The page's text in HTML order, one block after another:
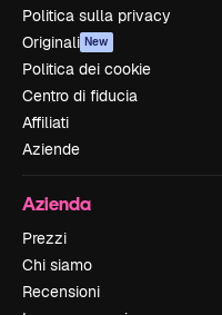
Politica sulla privacy
Originali New
Politica dei cookie
Centro di fiducia
Affiliati
Aziende
Azienda
Prezzi
Chi siamo
Recensioni